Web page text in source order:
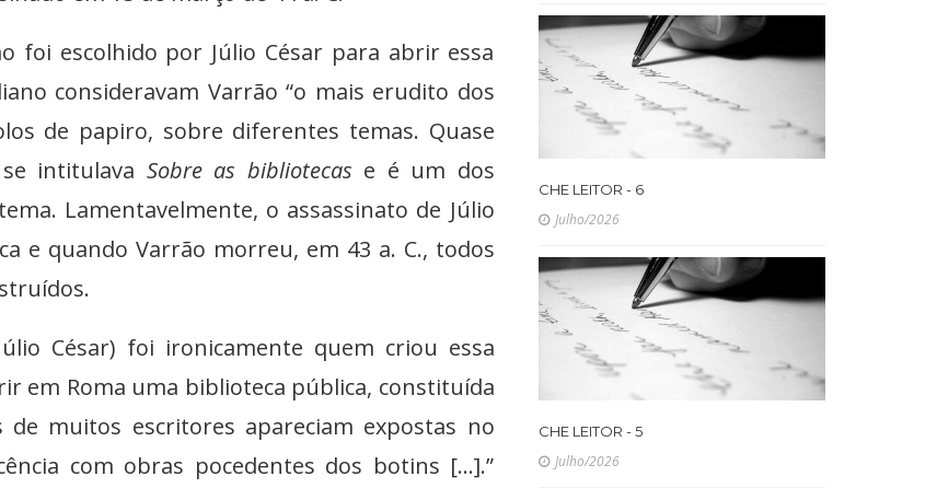
foi escolhido por Júlio César para abrir essa
consideravam Varrão “o mais erudito dos
de papiro, sobre diferentes temas. Quase
intitulava Sobre as bibliotecas e é um dos
Lamentavelmente, o assassinato de Júlio
e quando Varrão morreu, em 43 a. C., todos
César) foi ironicamente quem criou essa
em Roma uma biblioteca pública, constituída
muitos escritores apareciam expostas no
com obras pocedentes dos botins [...].”
CHE LEITOR - 6
Julho/2026
CHE LEITOR - 5
Julho/2026